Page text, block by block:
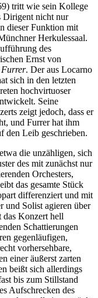
tritt wie sein Kollege
Dirigent nicht nur
dieser Funktion mit
Herkulessaal.
des
Ernst von
Furrer. Der aus Locarno
sich in den letzten
hochvirtuoser
Seine
zeigt jedoch, dass er
und Furrer hat ihm
den Leib geschrieben.
die unzähligen, sich
des mit zunächst nur
Orchesters,
das gesamte Stück
differenziert und mit
und Solist agieren über
das Konzert hell
Schattierungen
gegenläufigen,
vorhersehbare,
einer äußerst zarten
beißt sich allerdings
bis zum Stillstand
Aufschrecken des